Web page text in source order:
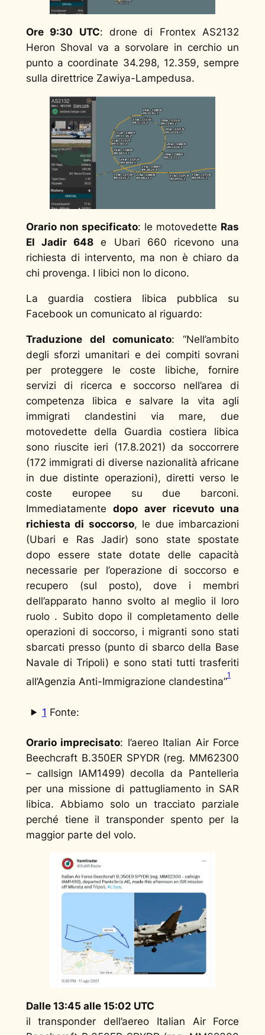
Ore 9:30 UTC: drone di Frontex AS2132
Heron Shoval va a sorvolare in cerchio un
punto a coordinate 34.298, 12.359, sempre
sulla direttrice Zawiya-Lampedusa.
Orario non specificato: le motovedette Ras
El Jadir 648 e Ubari 660 ricevono una
richiesta di intervento, ma non è chiaro da
chi provenga. I libici non lo dicono.
La guardia costiera libica pubblica su
Facebook un comunicato al riguardo:
Traduzione del comunicato: “Nell’ambito
degli sforzi umanitari e dei compiti sovrani
per proteggere le coste libiche, fornire
servizi di ricerca e soccorso nell’area di
competenza libica e salvare la vita agli
immigrati clandestini via mare, due
motovedette della Guardia costiera libica
sono riuscite ieri (17.8.2021) da soccorrere
(172 immigrati di diverse nazionalità africane
in due distinte operazioni), diretti verso le
coste europee su due barconi.
Immediatamentedopo aver ricevuto una
richiesta di soccorso, le due imbarcazioni
(Ubari e Ras Jadir) sono state spostate
dopo essere state dotate delle capacità
necessarie per l’operazione di soccorso e
recupero (sul posto), dove i membri
dell’apparato hanno svolto al meglio il loro
ruolo . Subito dopo il completamento delle
operazioni di soccorso, i migranti sono stati
sbarcati presso (punto di sbarco della Base
Navale di Tripoli) e sono stati tutti trasferiti
all’Agenzia Anti-Immigrazione clandestina”
1
1 Fonte:
Orario imprecisato: l’aereo Italian Air Force
Beechcraft B.350ER SPYDR (reg. MM62300
– callsign IAM1499) decolla da Pantelleria
per una missione di pattugliamento in SAR
libica. Abbiamo solo un tracciato parziale
perché tiene il transponder spento per la
maggior parte del volo.
Dalle 13:45 alle 15:02 UTC
il transponder dell’aereo Italian Air Force